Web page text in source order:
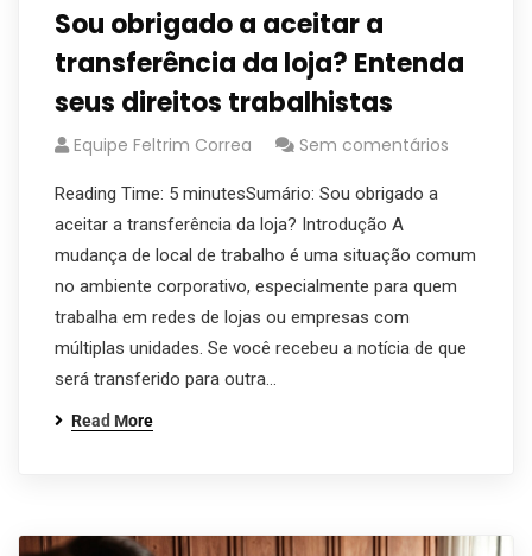
Sou obrigado a aceitar a
transferência da loja? Entenda
seus direitos trabalhistas
Equipe Feltrim Correa Sem comentários
Reading Time: 5 minutesSumário: Sou obrigado a
aceitar a transferência da loja? Introdução A
mudança de local de trabalho é uma situação comum
no ambiente corporativo, especialmente para quem
trabalha em redes de lojas ou empresas com
múltiplas unidades. Se você recebeu a notícia de que
será transferido para outra…
Read More